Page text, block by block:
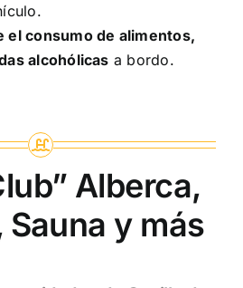
el consumo de alimentos,
alcohólicas a bordo.
Alberca,
y más